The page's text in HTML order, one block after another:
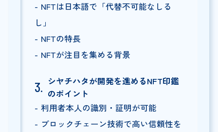
NFTは日本語で「代替不可能なしる
し」
NFTの特長
NFTが注目を集める背景
シヤチハタが開発を進めるNFT印鑑
のポイント
利用者本人の識別・証明が可能
ブロックチェーン技術で高い信頼性を